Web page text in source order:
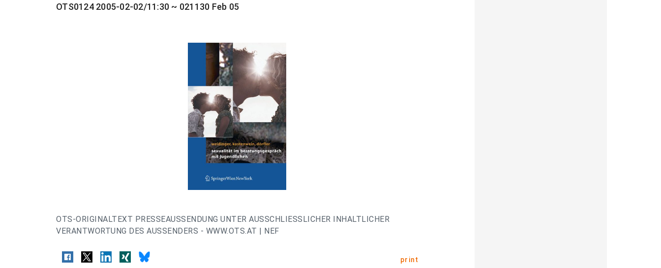
OTS0124 2005-02-02/11:30 ~ 021130 Feb 05
OTS-ORIGINALTEXT PRESSEAUSSENDUNG UNTER AUSSCHLIESSLICHER INHALTLICHER
VERANTWORTUNG DES AUSSENDERS - WWW.OTS.AT | NEF
print